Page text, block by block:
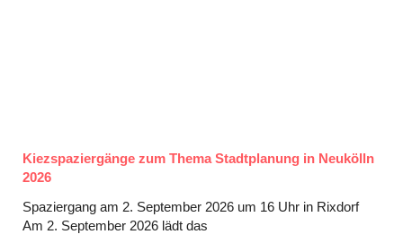
Kiezspaziergänge zum Thema Stadtplanung in Neukölln
2026
Spaziergang am 2. September 2026 um 16 Uhr in Rixdorf
Am 2. September 2026 lädt das